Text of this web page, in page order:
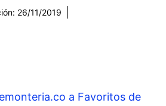
26/11/2019
a Favoritos de